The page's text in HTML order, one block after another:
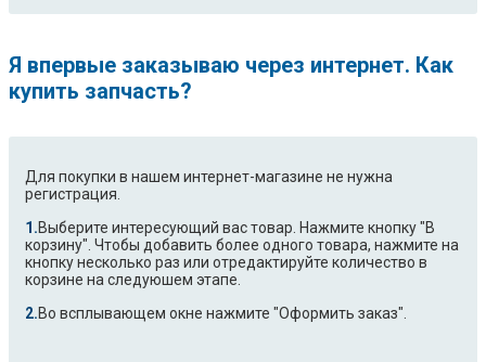
Я впервые заказываю через интернет. Как
купить запчасть?
Для покупки в нашем интернет-магазине не нужна
регистрация.
Выберите интересующий вас товар. Нажмите кнопку "В
корзину". Чтобы добавить более одного товара, нажмите на
кнопку несколько раз или отредактируйте количество в
корзине на следуюшем этапе.
Во всплывающем окне нажмите "Оформить заказ".